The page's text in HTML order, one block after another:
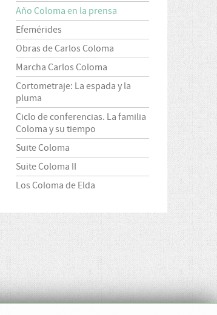
Año Coloma en la prensa
Efemérides
Obras de Carlos Coloma
Marcha Carlos Coloma
Cortometraje: La espada y la
pluma
Ciclo de conferencias. La familia
Coloma y su tiempo
Suite Coloma
Suite Coloma II
Los Coloma de Elda